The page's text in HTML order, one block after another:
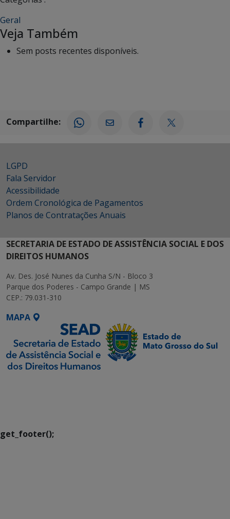
Geral
Veja Também
Sem posts recentes disponíveis.
Compartilhe:
LGPD
Fala Servidor
Acessibilidade
Ordem Cronológica de Pagamentos
Planos de Contratações Anuais
SECRETARIA DE ESTADO DE ASSISTÊNCIA SOCIAL E DOS
DIREITOS HUMANOS
Av. Des. José Nunes da Cunha S/N - Bloco 3
Parque dos Poderes - Campo Grande | MS
CEP.: 79.031-310
MAPA
get_footer();